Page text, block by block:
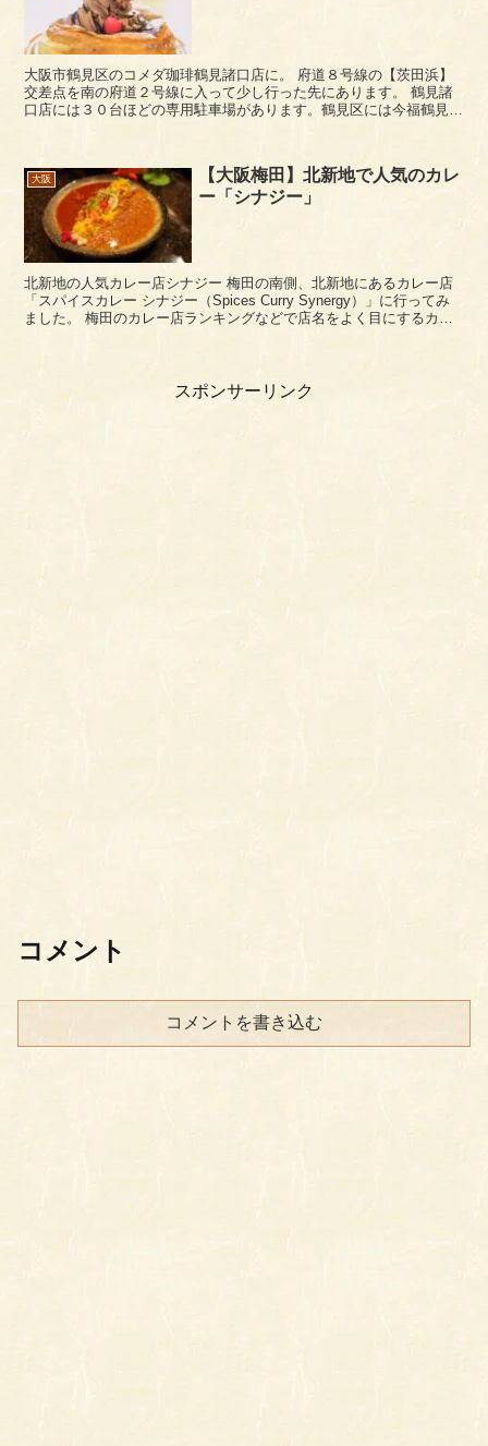
大阪市鶴見区のコメダ珈琲鶴見諸口店に。 府道８号線の【茨田浜】
交差点を南の府道２号線に入って少し行った先にあります。 鶴見諸
口店には３０台ほどの専用駐車場があります。鶴見区には今福鶴見に
大阪
【大阪梅田】北新地で人気のカレ
ー「シナジー」
北新地の人気カレー店シナジー 梅田の南側、北新地にあるカレー店
「スパイスカレー シナジー（Spices Curry Synergy）」に行ってみ
ました。 梅田のカレー店ランキングなどで店名をよく目にするカレ
スポンサーリンク
コメント
コメントを書き込む